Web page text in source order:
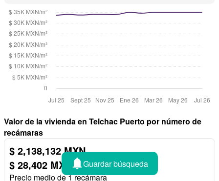
Valor de la vivienda en Telchac Puerto por número de
recámaras
$ 2,138,132 MXN
$ 28,402 MXN/m²
Precio medio de 1 recámara
Guardar búsqueda